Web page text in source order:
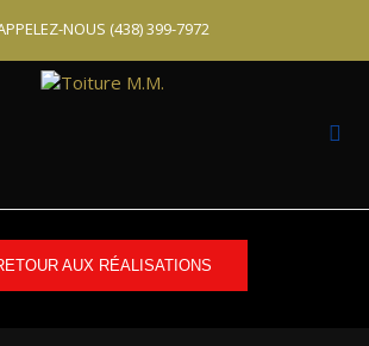
NOUS (438) 399-7972
AUX RÉALISATIONS